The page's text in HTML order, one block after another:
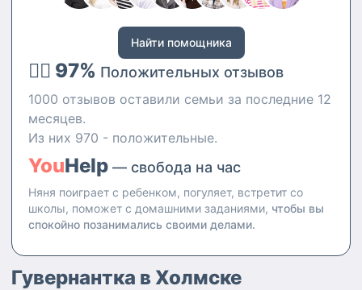
Найти помощника
👍🏻 97% Положительных отзывов
1000 отзывов оставили семьи за последние 12
месяцев.
Из них 970 - положительные.
YouHelp — свобода на час
Няня поиграет с ребенком, погуляет, встретит со
школы, поможет с домашними заданиями, чтобы вы
спокойно позанимались своими делами.
Гувернантка в Холмске